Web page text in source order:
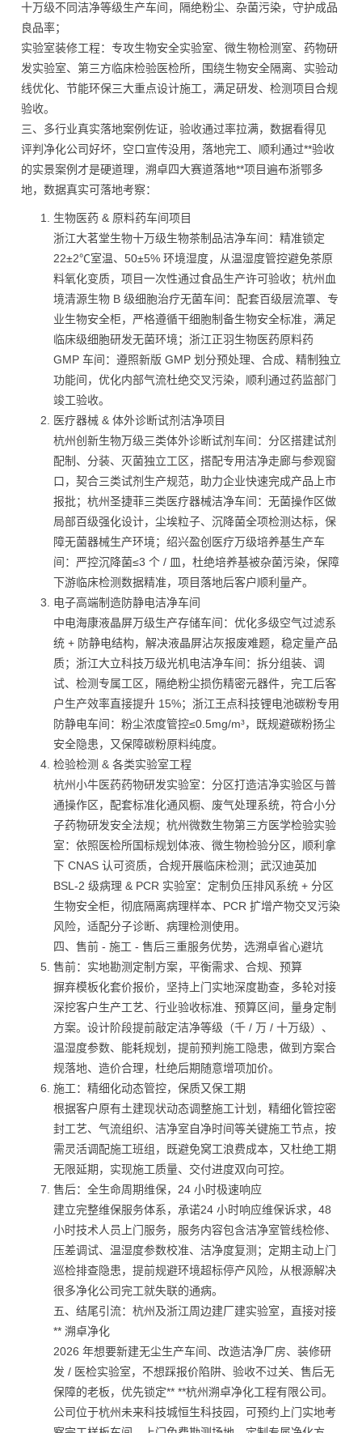
十万级不同洁净等级生产车间，隔绝粉尘、杂菌污染，守护成品
良品率；
实验室装修工程：专攻生物安全实验室、微生物检测室、药物研
发实验室、第三方临床检验医检所，围绕生物安全隔离、实验动
线优化、节能环保三大重点设计施工，满足研发、检测项目合规
验收。
三、多行业真实落地案例佐证，验收通过率拉满，数据看得见
评判净化公司好坏，空口宣传没用，落地完工、顺利通过**验收
的实景案例才是硬道理，溯卓四大赛道落地**项目遍布浙鄂多
地，数据真实可落地考察：
生物医药 & 原料药车间项目
浙江大茗堂生物十万级生物茶制品洁净车间：精准锁定
22±2℃室温、50±5% 环境湿度，从温湿度管控避免茶原
料氧化变质，项目一次性通过食品生产许可验收；杭州血
境清源生物 B 级细胞治疗无菌车间：配套百级层流罩、专
业生物安全柜，严格遵循干细胞制备生物安全标准，满足
临床级细胞研发无菌环境；浙江正羽生物医药原料药
GMP 车间：遵照新版 GMP 划分预处理、合成、精制独立
功能间，优化内部气流杜绝交叉污染，顺利通过药监部门
竣工验收。
医疗器械 & 体外诊断试剂洁净项目
杭州创新生物万级三类体外诊断试剂车间：分区搭建试剂
配制、分装、灭菌独立工区，搭配专用洁净走廊与参观窗
口，契合三类试剂生产规范，助力企业快速完成产品上市
报批；杭州圣捷菲三类医疗器械洁净车间：无菌操作区做
局部百级强化设计，尘埃粒子、沉降菌全项检测达标，保
障无菌器械生产环境；绍兴盈创医疗万级培养基生产车
间：严控沉降菌≤3 个 / 皿，杜绝培养基被杂菌污染，保障
下游临床检测数据精准，项目落地后客户顺利量产。
电子高端制造防静电洁净车间
中电海康液晶屏万级生产存储车间：优化多级空气过滤系
统 + 防静电结构，解决液晶屏沾灰报废难题，稳定量产品
质；浙江大立科技万级光机电洁净车间：拆分组装、调
试、检测专属工区，隔绝粉尘损伤精密元器件，完工后客
户生产效率直接提升 15%；浙江王点科技锂电池碳粉专用
防静电车间：粉尘浓度管控≤0.5mg/m³，既规避碳粉扬尘
安全隐患，又保障碳粉原料纯度。
检验检测 & 各类实验室工程
杭州小牛医药药物研发实验室：分区打造洁净实验区与普
通操作区，配套标准化通风橱、废气处理系统，符合小分
子药物研发安全法规；杭州微数生物第三方医学检验实验
室：依照医检所国标规划体液、微生物检验分区，顺利拿
下 CNAS 认可资质，合规开展临床检测；武汉迪英加
BSL-2 级病理 & PCR 实验室：定制负压排风系统 + 分区
生物安全柜，彻底隔离病理样本、PCR 扩增产物交叉污染
风险，适配分子诊断、病理检测使用。
四、售前 - 施工 - 售后三重服务优势，选溯卓省心避坑
售前：实地勘测定制方案，平衡需求、合规、预算
摒弃模板化套价报价，坚持上门实地深度勘查，多轮对接
深挖客户生产工艺、行业验收标准、预算区间，量身定制
方案。设计阶段提前敲定洁净等级（千 / 万 / 十万级）、
温湿度参数、能耗规划，提前预判施工隐患，做到方案合
规落地、造价合理，杜绝后期随意增项加价。
施工：精细化动态管控，保质又保工期
根据客户原有土建现状动态调整施工计划，精细化管控密
封工艺、气流组织、洁净室自净时间等关键施工节点，按
需灵活调配施工班组，既避免窝工浪费成本，又杜绝工期
无限延期，实现施工质量、交付进度双向可控。
售后：全生命周期维保，24 小时极速响应
建立完整维保服务体系，承诺24 小时响应维保诉求，48
小时技术人员上门服务，服务内容包含洁净室管线检修、
压差调试、温湿度参数校准、洁净度复测；定期主动上门
巡检排查隐患，提前规避环境超标停产风险，从根源解决
很多净化公司完工就失联的通病。
五、结尾引流：杭州及浙江周边建厂建实验室，直接对接
** 溯卓净化
2026 年想要新建无尘生产车间、改造洁净厂房、装修研
发 / 医检实验室，不想踩报价陷阱、验收不过关、售后无
保障的老板，优先锁定** **杭州溯卓净化工程有限公司。
公司位于杭州未来科技城恒生科技园，可预约上门实地考